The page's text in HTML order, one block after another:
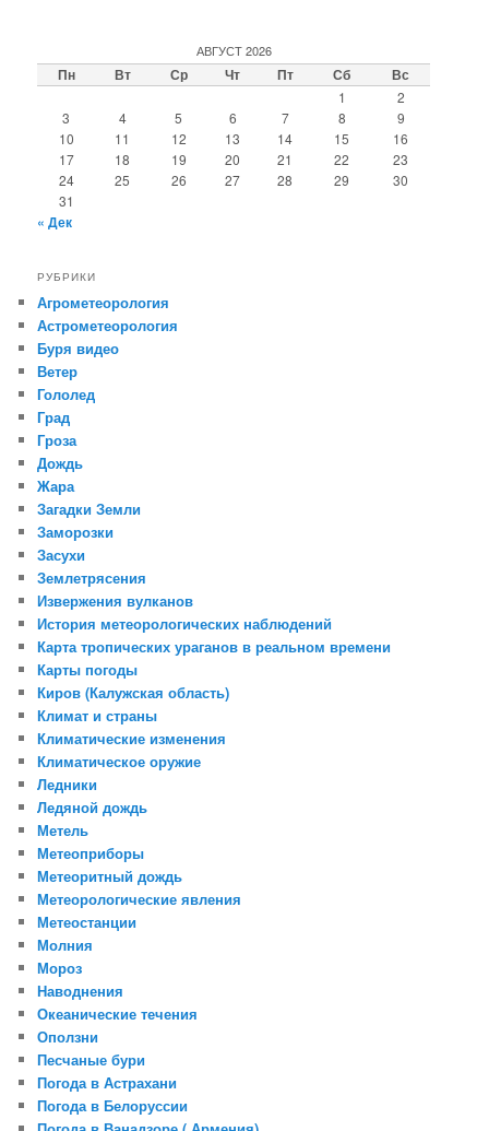
АВГУСТ 2026
Пн Вт Ср Чт Пт Сб Вс
1
2
3
4 5 6 7 8
9
10
11 12 13 14 15
16
17
18 19 20 21 22
23
24
25 26 27 28 29
30
31
« Дек
РУБРИКИ
Агрометеорология
Астрометеорология
Буря видео
Ветер
Гололед
Град
Гроза
Дождь
Жара
Загадки Земли
Заморозки
Засухи
Землетрясения
Извержения вулканов
История метеорологических наблюдений
Карта тропических ураганов в реальном времени
Карты погоды
Киров (Калужская область)
Климат и страны
Климатические изменения
Климатическое оружие
Ледники
Ледяной дождь
Метель
Метеоприборы
Метеоритный дождь
Метеорологические явления
Метеостанции
Молния
Мороз
Наводнения
Океанические течения
Оползни
Песчаные бури
Погода в Астрахани
Погода в Белоруссии